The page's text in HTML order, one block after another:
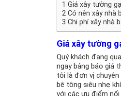
1 Giá xây tường
2 Có nên xây nhà
3 Chi phí xây nhà
Giá xây tường
Quý khách đang
ngay bảng báo giá
tôi là đơn vị
bê tông siêu nhẹ
với các ưu điểm nổi